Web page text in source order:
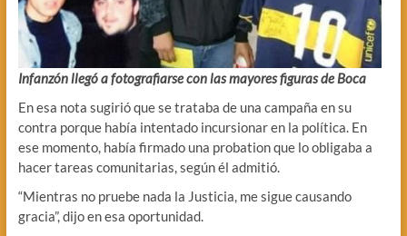
Infanzón llegó a fotografiarse con las mayores figuras de Boca
En esa nota sugirió que se trataba de una campaña en su
contra porque había intentado incursionar en la política. En
ese momento, había firmado una probation que lo obligaba a
hacer tareas comunitarias, según él admitió.
“Mientras no pruebe nada la Justicia, me sigue causando
gracia”, dijo en esa oportunidad.